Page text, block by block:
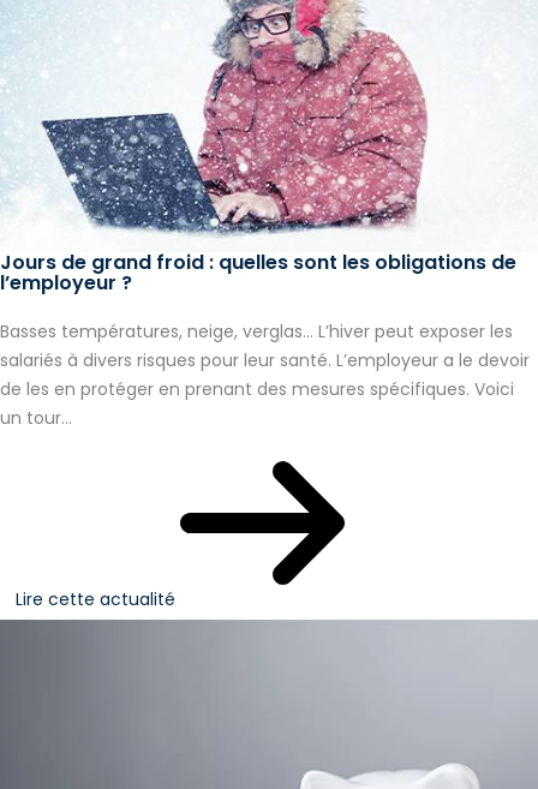
Jours de grand froid : quelles sont les obligations de
l’employeur ?
Basses températures, neige, verglas… L’hiver peut exposer les
salariés à divers risques pour leur santé. L’employeur a le devoir
de les en protéger en prenant des mesures spécifiques. Voici
un tour...
Lire cette actualité